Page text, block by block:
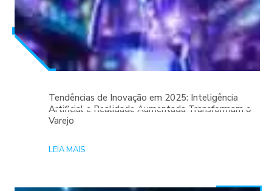
Tendências de Inovação em 2025: Inteligência
Artificial e Realidade Aumentada Transformam o
Varejo
LEIA MAIS